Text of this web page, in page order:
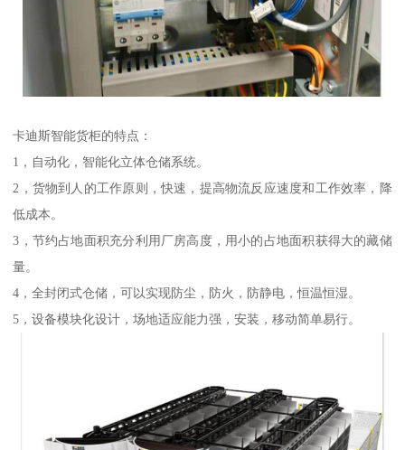
卡迪斯智能货柜的特点：
1，自动化，智能化立体仓储系统。
2，货物到人的工作原则，快速，提高物流反应速度和工作效率，降
低成本。
3，节约占地面积充分利用厂房高度，用小的占地面积获得大的藏储
量。
4，全封闭式仓储，可以实现防尘，防火，防静电，恒温恒湿。
5，设备模块化设计，场地适应能力强，安装，移动简单易行。